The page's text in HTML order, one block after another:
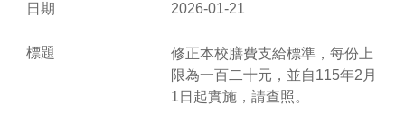
2026-01-21
修正本校膳費支給標準，每份上
限為一百二十元，並自115年2月
1日起實施，請查照。